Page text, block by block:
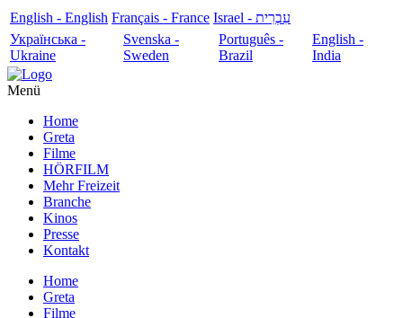
English - English Français - France
עִבְרִית - Israel
Українська -
Ukraine
Svenska -
Sweden
Português -
Brazil
English -
India
Menü
Home
Greta
Filme
HÖRFILM
Mehr Freizeit
Branche
Kinos
Presse
Kontakt
Home
Greta
Filme